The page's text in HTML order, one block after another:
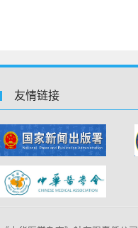
友情链接